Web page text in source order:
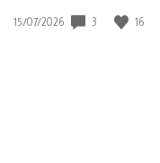
Date
15/07/2026 3 16